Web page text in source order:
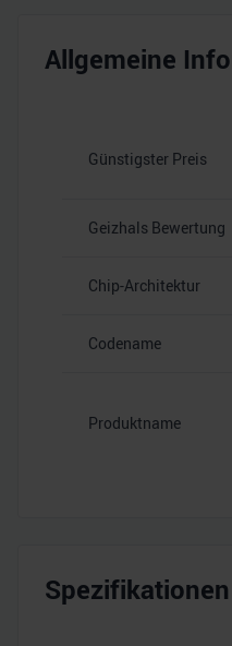
Allgemeine
Günstigster Preis
Geizhals Bewertung
Chip-Architektur
Codename
Produktname
Spezifikationen